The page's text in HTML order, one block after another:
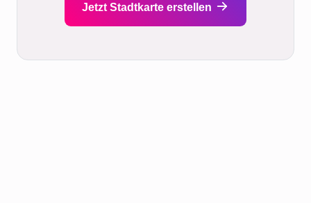
Jetzt Stadtkarte erstellen